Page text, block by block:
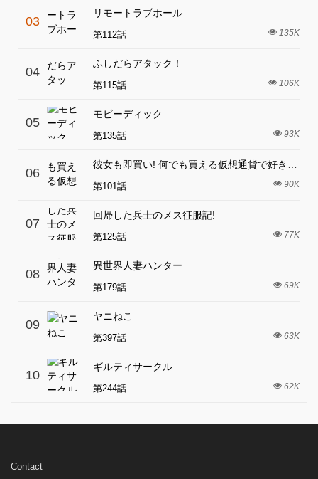
03
リモートラブホール
第112話 135K
04
ふしだらアタック！
第115話 106K
05
モビーディック
第135話 93K
06
第101話 90K
07
回帰した兵士のメス征服記!
第125話 77K
08
異世界人妻ハンター
第179話 69K
09
ヤニねこ
第397話 63K
10
ギルティサークル
第244話 62K
Contact